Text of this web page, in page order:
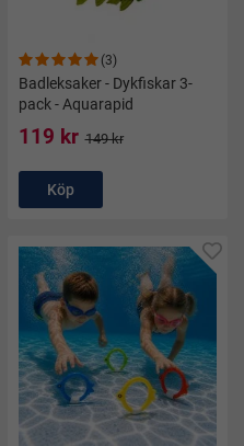
(3)
Badleksaker - Dykfiskar 3-
pack - Aquarapid
119 kr 149 kr
Köp